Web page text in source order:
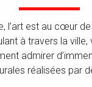
l’art est au cœur de
à travers la
admirer
réalisées par